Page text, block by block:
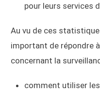
pour leurs services
Au vu de ces
important de répondre
concernant la
comment utiliser